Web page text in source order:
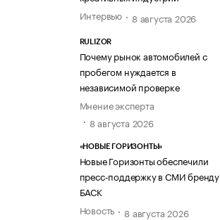
Интервью
8 августа 2026
RULIZOR
Почему рынок автомобилей с
пробегом нуждается в
независимой проверке
Мнение эксперта
8 августа 2026
«НОВЫЕ ГОРИЗОНТЫ»
Новые Горизонты обеспечили
пресс-поддержку в СМИ бренду
БАСК
Новость
8 августа 2026